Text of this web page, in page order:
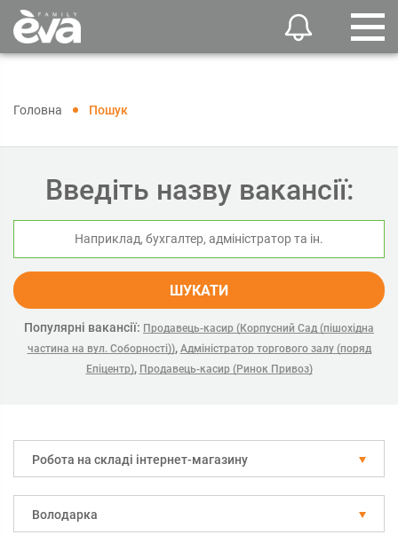
Головна Пошук
Введіть назву вакансії:
ШУКАТИ
Популярні вакансії: Продавець-касир (Корпусний Сад (пішохідна
частина на вул. Соборності)), Адміністратор торгового залу (поряд
Епіцентр), Продавець-касир (Ринок Привоз)
Робота на складі інтернет-магазину
Володарка